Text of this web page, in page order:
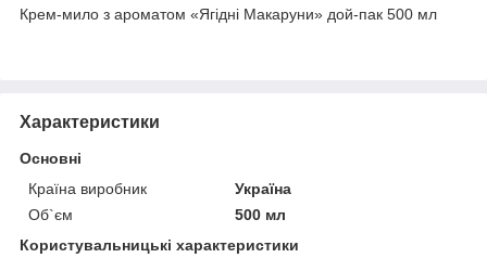
Крем-мило з ароматом «Ягідні Макаруни» дой-пак 500 мл
Характеристики
Основні
Країна виробник
Україна
Об`єм
500 мл
Користувальницькі характеристики